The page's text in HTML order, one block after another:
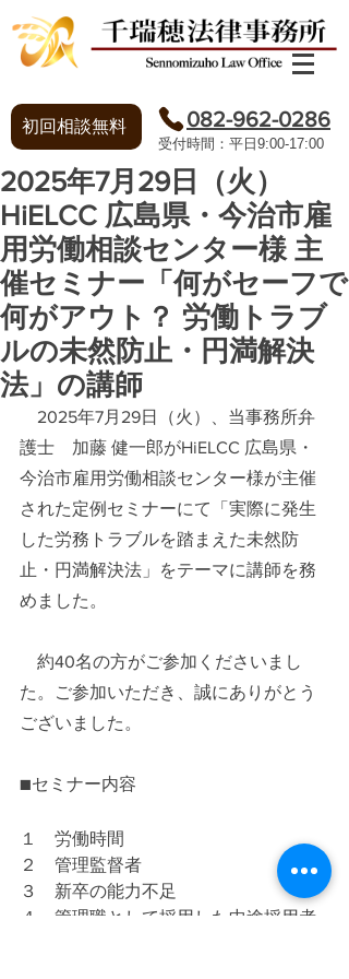
初回相談無料 082-962-0286
​受付時間：平日9:00-17:00
2025年7月29日（火）
HiELCC 広島県・今治市雇
用労働相談センター様 主
催セミナー「何がセーフで
何がアウト？ 労働トラブ
ルの未然防止・円満解決
法」の講師
2025年7月29日（火）、当事務所弁
護士　加藤 健一郎がHiELCC 広島県・
今治市雇用労働相談センター様が主催
された定例セミナーにて「実際に発生
した労務トラブルを踏まえた未然防
止・円満解決法」をテーマに講師を務
めました。
約40名の方がご参加くださいまし
た。ご参加いただき、誠にありがとう
ございました。
■セミナー内容
１　労働時間
２　管理監督者
３　新卒の能力不足
４　管理職として採用した中途採用者